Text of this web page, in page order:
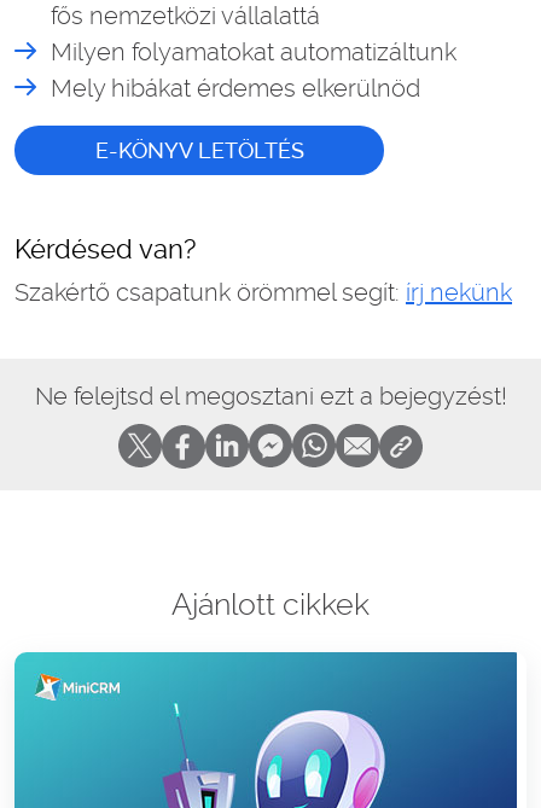
fős nemzetközi vállalattá
Milyen folyamatokat automatizáltunk
Mely hibákat érdemes elkerülnöd
E-KÖNYV LETÖLTÉS
Kérdésed van?
Szakértő csapatunk örömmel segít: írj nekünk
Ne felejtsd el megosztani ezt a bejegyzést!
Ajánlott cikkek